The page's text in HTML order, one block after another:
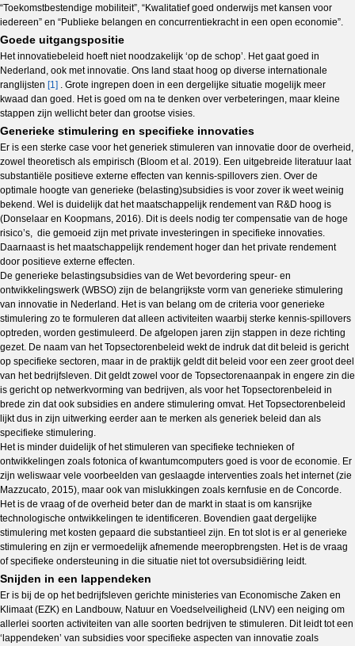
“Toekomstbestendige mobiliteit”, “Kwalitatief goed onderwijs met kansen voor
iedereen” en “Publieke belangen en concurrentiekracht in een open economie”.
Goede uitgangspositie
Het innovatiebeleid hoeft niet noodzakelijk ‘op de schop’. Het gaat goed in
Nederland, ook met innovatie. Ons land staat hoog op diverse internationale
ranglijsten [1] . Grote ingrepen doen in een dergelijke situatie mogelijk meer
kwaad dan goed. Het is goed om na te denken over verbeteringen, maar kleine
stappen zijn wellicht beter dan grootse visies.
Generieke stimulering en specifieke innovaties
Er is een sterke case voor het generiek stimuleren van innovatie door de overheid,
zowel theoretisch als empirisch (Bloom et al. 2019). Een uitgebreide literatuur laat
substantiële positieve externe effecten van kennis-spillovers zien. Over de
optimale hoogte van generieke (belasting)subsidies is voor zover ik weet weinig
bekend. Wel is duidelijk dat het maatschappelijk rendement van R&D hoog is
(Donselaar en Koopmans, 2016). Dit is deels nodig ter compensatie van de hoge
risico’s, die gemoeid zijn met private investeringen in specifieke innovaties.
Daarnaast is het maatschappelijk rendement hoger dan het private rendement
door positieve externe effecten.
De generieke belastingsubsidies van de Wet bevordering speur- en
ontwikkelingswerk (WBSO) zijn de belangrijkste vorm van generieke stimulering
van innovatie in Nederland. Het is van belang om de criteria voor generieke
stimulering zo te formuleren dat alleen activiteiten waarbij sterke kennis-spillovers
optreden, worden gestimuleerd. De afgelopen jaren zijn stappen in deze richting
gezet. De naam van het Topsectorenbeleid wekt de indruk dat dit beleid is gericht
op specifieke sectoren, maar in de praktijk geldt dit beleid voor een zeer groot deel
van het bedrijfsleven. Dit geldt zowel voor de Topsectorenaanpak in engere zin die
is gericht op netwerkvorming van bedrijven, als voor het Topsectorenbeleid in
brede zin dat ook subsidies en andere stimulering omvat. Het Topsectorenbeleid
lijkt dus in zijn uitwerking eerder aan te merken als generiek beleid dan als
specifieke stimulering.
Het is minder duidelijk of het stimuleren van specifieke technieken of
ontwikkelingen zoals fotonica of kwantumcomputers goed is voor de economie. Er
zijn weliswaar vele voorbeelden van geslaagde interventies zoals het internet (zie
Mazzucato, 2015), maar ook van mislukkingen zoals kernfusie en de Concorde.
Het is de vraag of de overheid beter dan de markt in staat is om kansrijke
technologische ontwikkelingen te identificeren. Bovendien gaat dergelijke
stimulering met kosten gepaard die substantieel zijn. En tot slot is er al generieke
stimulering en zijn er vermoedelijk afnemende meeropbrengsten. Het is de vraag
of specifieke ondersteuning in die situatie niet tot oversubsidiëring leidt.
Snijden in een lappendeken
Er is bij de op het bedrijfsleven gerichte ministeries van Economische Zaken en
Klimaat (EZK) en Landbouw, Natuur en Voedselveiligheid (LNV) een neiging om
allerlei soorten activiteiten van alle soorten bedrijven te stimuleren. Dit leidt tot een
‘lappendeken’ van subsidies voor specifieke aspecten van innovatie zoals